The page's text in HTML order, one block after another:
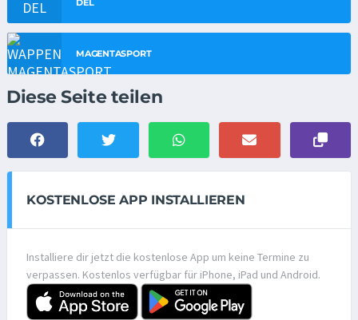
DEL
MAGENTASPORT
Diese Seite teilen
KOSTENLOSE APP INSTALLIEREN
Installiere dir jetzt die kostenlose App um keine Termine zu
verpassen. Kostenlos verfügbar für iPhone, iPad und Android.